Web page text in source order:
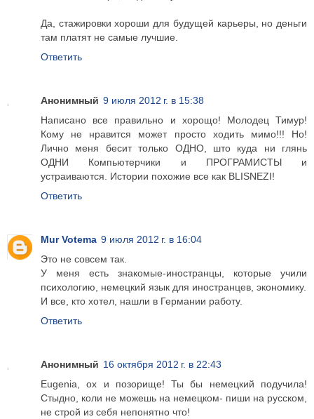
Да, стажировки хороши для будущей карьеры, но деньги
там платят не самые лучшие.
Ответить
Анонимный 9 июля 2012 г. в 15:38
Написано все правильно и хорощо! Молодец Тимур!
Кому не нравится может просто ходить мимо!!! Но!
Лично меня бесит только ОДНО, што куда ни глянь
ОДНИ Компьютерчики и ПРОГРАМИСТЫ и
устраиваются. Истории похожие все как BLISNEZI!
Ответить
Mur Votema 9 июля 2012 г. в 16:04
Это не совсем так.
У меня есть знакомые-иностранцы, которые учили
психологию, немецкий язык для иностранцев, экономику.
И все, кто хотел, нашли в Германии работу.
Ответить
Анонимный 16 октября 2012 г. в 22:43
Eugenia, ох и позорище! Ты бы немецкий подучила!
Стыдно, коли не можешь на немецком- пиши на русском,
не строй из себя непонятно что!